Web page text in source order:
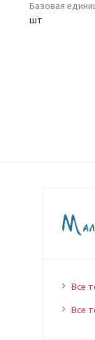
Базовая
шт
Все
Все